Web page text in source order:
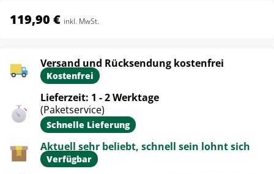
119,90 € inkl. MwSt.
Versand und Rücksendung kostenfrei
Kostenfrei
Lieferzeit: 1 - 2 Werktage
(Paketservice)
Schnelle Lieferung
Aktuell sehr beliebt, schnell sein lohnt sich
Verfügbar